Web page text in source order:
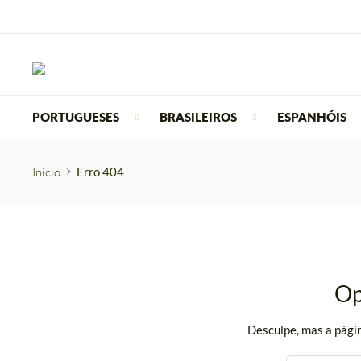
PORTUGUESES BRASILEIROS ESPANHÓIS
Início Erro 404
Desculpe, mas a